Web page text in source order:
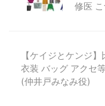
修医
【ケイジとケンジ
衣装 バッグ アクセ
(仲井戸みなみ役)